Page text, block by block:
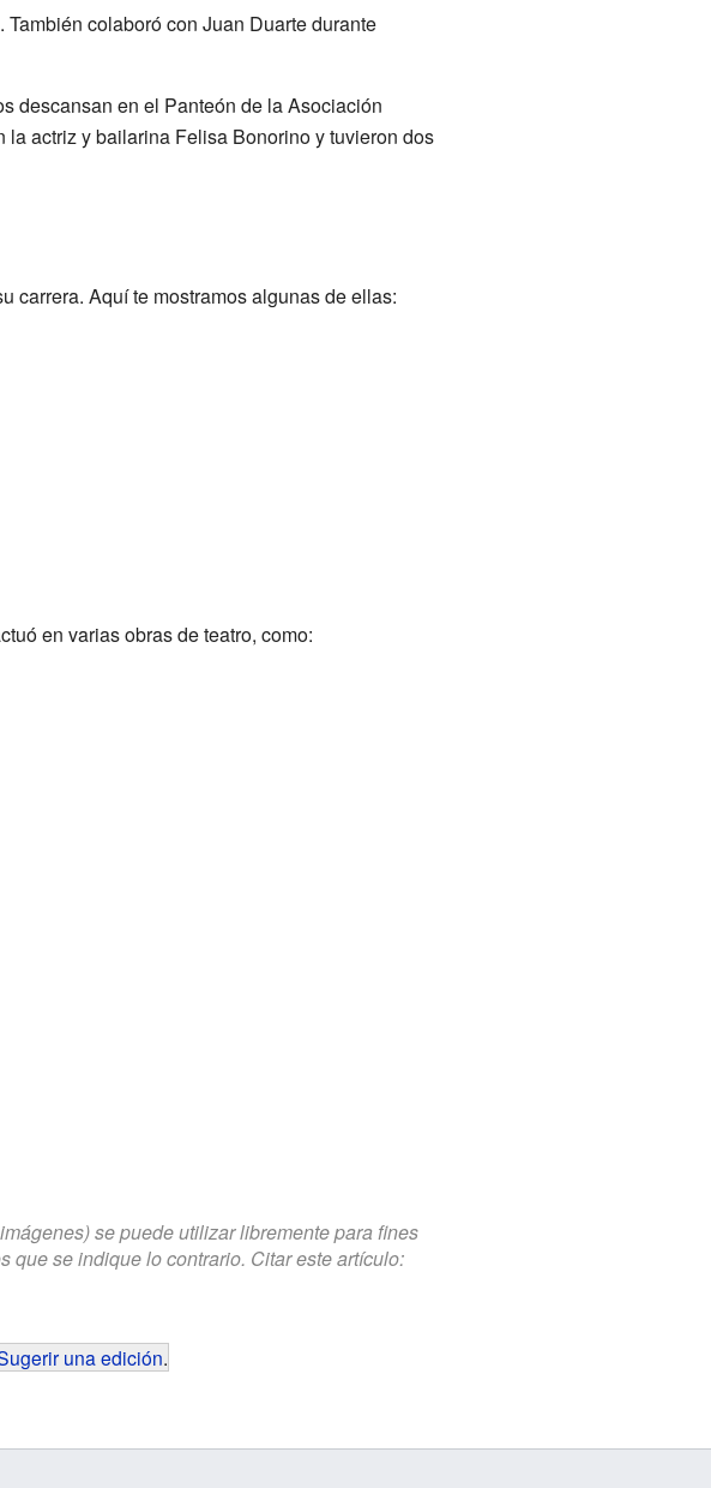
. También colaboró con Juan Duarte durante
descansan en el Panteón de la Asociación
actriz y bailarina Felisa Bonorino y tuvieron dos
carrera. Aquí te mostramos algunas de ellas:
en varias obras de teatro, como:
se puede utilizar libremente para fines
que se indique lo contrario. Citar este artículo:
una edición.